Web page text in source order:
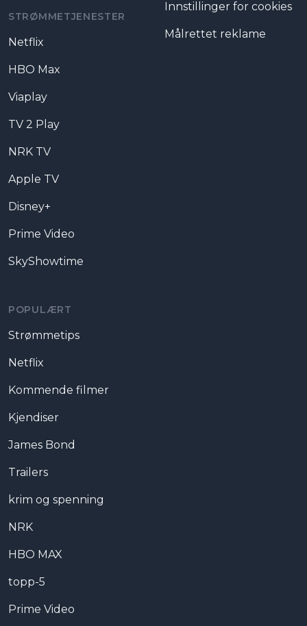
STRØMMETJENESTER
Netflix
HBO Max
Viaplay
TV 2 Play
NRK TV
Apple TV
Disney+
Prime Video
SkyShowtime
POPULÆRT
Strømmetips
Netflix
Kommende filmer
Kjendiser
James Bond
Trailers
krim og spenning
NRK
HBO MAX
topp-5
Prime Video
Innstillinger for cookies
Målrettet reklame